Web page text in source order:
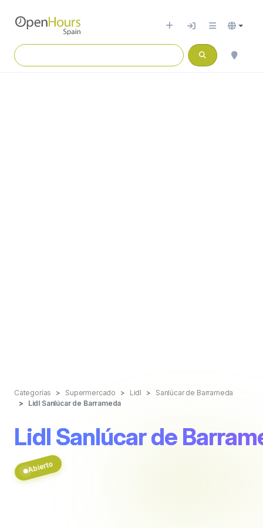
Categorías Supermercado Lidl
Sanlúcar de Barrameda
Lidl Sanlúcar de Barrameda
Lidl Sanlúcar de
Abierto